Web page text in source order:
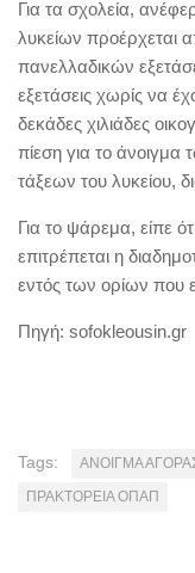
Για τα σχολεία,
λυκείων προέρχεται
πανελλαδικών
εξετάσεις χωρίς να
δεκάδες χιλιάδες
πίεση για το άνοιγμα
τάξεων του λυκείου,
Για το ψάρεμα, είπε
επιτρέπεται η
εντός των ορίων που
Πηγή: sofokleousin.gr
Tags: ΑΝΟΙΓΜΑ
ΠΡΑΚΤΟΡΕΙΑ ΟΠΑΠ